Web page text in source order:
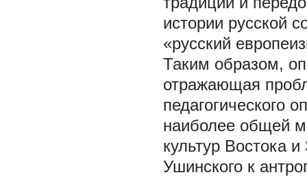
истории русской
«русский
Таким образом,
отражающая
педагогического
наиболее общей
культур Востока
Ушинского к